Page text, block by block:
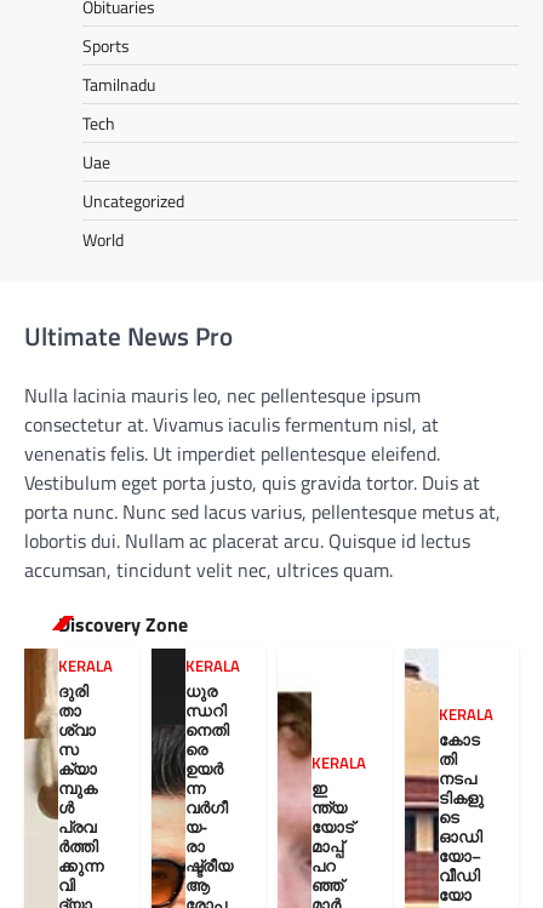
Obituaries
Sports
Tamilnadu
Tech
Uae
Uncategorized
World
Ultimate News Pro
Nulla lacinia mauris leo, nec pellentesque ipsum
consectetur at. Vivamus iaculis fermentum nisl, at
venenatis felis. Ut imperdiet pellentesque eleifend.
Vestibulum eget porta justo, quis gravida tortor. Duis at
porta nunc. Nunc sed lacus varius, pellentesque metus at,
lobortis dui. Nullam ac placerat arcu. Quisque id lectus
accumsan, tincidunt velit nec, ultrices quam.
Discovery Zone
KERALA
ദുരി
താ
ശ്വാ
സ
ക്യാ
മ്പുക
ൾ
പ്രവ
ർത്തി
ക്കുന്ന
വി
KERALA
ധുര
ന്ധറി
നെതി
രെ
ഉയർ
ന്ന
വർഗീ
യ-
രാ
ഷ്ട്രീയ
ആ
KERALA
ഇ
ന്ത്യ
യോട്
മാപ്പ്
പറ
ഞ്ഞ്
KERALA
കോട
തി
നടപ
ടികളു
ടെ
ഓഡി
യോ–
വീഡി
യോ